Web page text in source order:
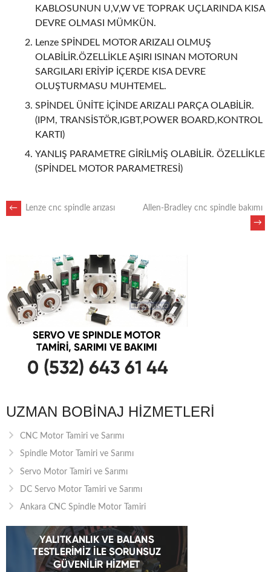
KABLOSUNUN U,V,W VE TOPRAK UÇLARINDA KISA
DEVRE OLMASI MÜMKÜN.
Lenze SPİNDEL MOTOR ARIZALI OLMUŞ
OLABİLİR.ÖZELLİKLE AŞIRI ISINAN MOTORUN
SARGILARI ERİYİP İÇERDE KISA DEVRE
OLUŞTURMASU MUHTEMEL.
SPİNDEL ÜNİTE İÇİNDE ARIZALI PARÇA OLABİLİR.
(IPM, TRANSİSTÖR,IGBT,POWER BOARD,KONTROL
KARTI)
YANLIŞ PARAMETRE GİRİLMİŞ OLABİLİR. ÖZELLİKLE
(SPİNDEL MOTOR PARAMETRESİ)
POST
NAVIGATION
← Lenze cnc spindle arızası
Allen-Bradley cnc spindle bakımı
→
UZMAN BOBINAJ HIZMETLERI
CNC Motor Tamiri ve Sarımı
Spindle Motor Tamiri ve Sarımı
Servo Motor Tamiri ve Sarımı
DC Servo Motor Tamiri ve Sarımı
Ankara CNC Spindle Motor Tamiri